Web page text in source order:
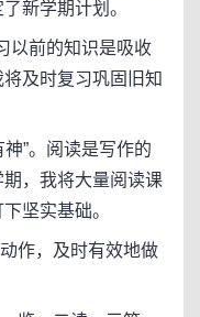
新学期计划。
以前的知识是吸收
及时复习巩固旧知
”。阅读是写作的
，我将大量阅读课
坚实基础。
作，及时有效地做